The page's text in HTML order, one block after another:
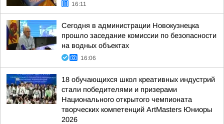
16:11
Сегодня в администрации Новокузнецка
прошло заседание комиссии по безопасности
на водных объектах
16:06
18 обучающихся школ креативных индустрий
стали победителями и призерами
Национального открытого чемпионата
творческих компетенций ArtMasters Юниоры
2026